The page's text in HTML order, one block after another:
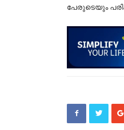
പേരുടെയും